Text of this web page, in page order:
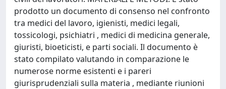
prodotto un documento di consenso nel confronto
tra medici del lavoro, igienisti, medici legali,
tossicologi, psichiatri , medici di medicina generale,
giuristi, bioeticisti, e parti sociali. Il documento è
stato compilato valutando in comparazione le
numerose norme esistenti e i pareri
giurisprudenziali sulla materia , mediante riunioni